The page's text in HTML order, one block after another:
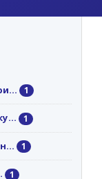
1
1
1
1